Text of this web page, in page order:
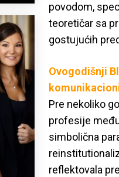
povodom,
teoretičar sa
gostujućih
Ovogodišnji
Pre nekoliko
profesije
simbolična
reflektovala